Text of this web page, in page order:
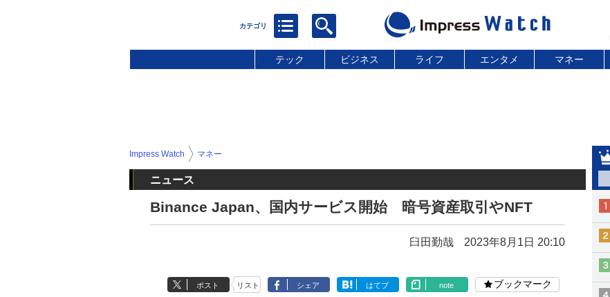
テック ビジネス ライフ エンタメ マネー
Impress Watch マネー
ニュース
Binance Japan、国内サービス開始 暗号資産取引やNFT
臼田勤哉 2023年8月1日 20:10
ポスト リスト シェア はてブ note ブックマーク